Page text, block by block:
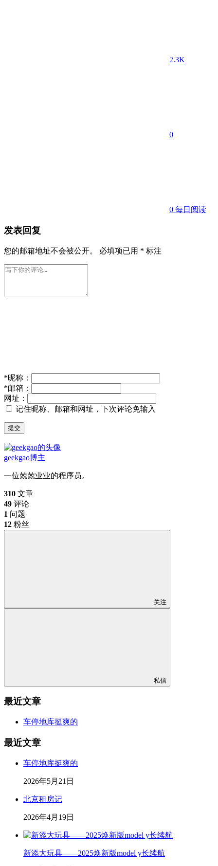
2.3K
0
0 每日阅读
发表回复
您的邮箱地址不会被公开。 必填项已用 * 标注
*昵称：
*邮箱：
网址：
记住昵称、邮箱和网址，下次评论免输入
提交
geekgao博主
一位兢兢业业的程序员。
310 文章
49 评论
1 问题
12 粉丝
关注
私信
最近文章
车停地库挺爽的
最近文章
车停地库挺爽的
2026年5月21日
北京租房记
2026年4月19日
新添大玩具——2025焕新版model y长续航